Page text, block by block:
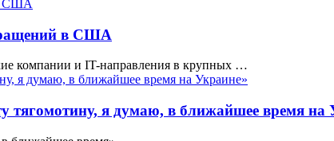
в США
компании и IT-направления в крупных …
тягомотину, я думаю, в ближайшее время на